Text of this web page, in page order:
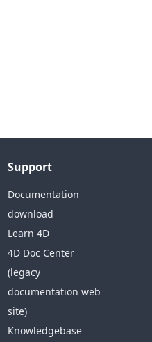
Support
Documentation
download
Learn 4D
4D Doc Center
(legacy
documentation web
site)
Knowledgebase